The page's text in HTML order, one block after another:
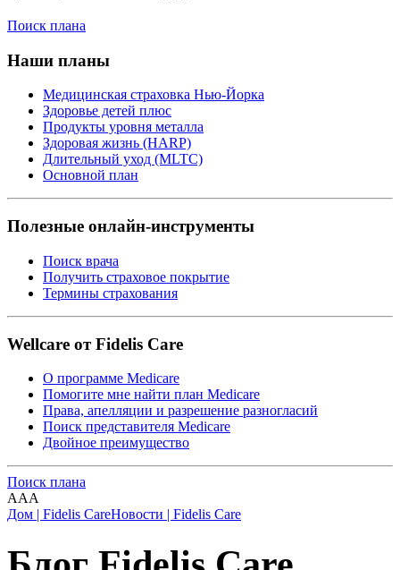
Поиск плана
Наши планы
Медицинская страховка Нью-Йорка
Здоровье детей плюс
Продукты уровня металла
Здоровая жизнь (HARP)
Длительный уход (MLTC)
Основной план
Полезные онлайн-инструменты
Поиск врача
Получить страховое покрытие
Термины страхования
Wellcare от Fidelis Care
О программе Medicare
Помогите мне найти план Medicare
Права, апелляции и разрешение разногласий
Поиск представителя Medicare
Двойное преимущество
Поиск плана
AAA
Дом | Fidelis CareНовости | Fidelis Care